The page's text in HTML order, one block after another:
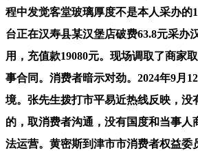
程中发觉客堂玻璃厚度不是本人采办的
台正在汉寿县某汉堡店破费63.8元采办
用，充值款19080元。现场调取了商家
事合同。消费者暗示对劲。2024年9月
境。张先生拨打市平易近热线反映，没
的，取消费者沟通，没有国度和当事人
法运营。黄密斯到津市市消费者权益委